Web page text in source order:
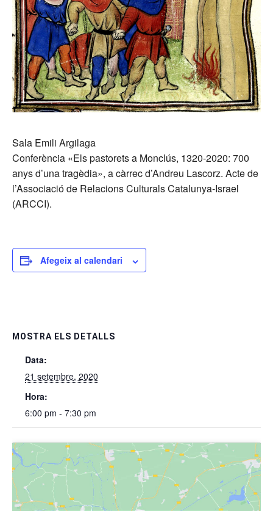
Sala Emili Argilaga
Conferència «Els pastorets a Monclús, 1320-2020: 700
anys d’una tragèdia», a càrrec d’Andreu Lascorz. Acte de
l’Associació de Relacions Culturals Catalunya-Israel
(ARCCI).
Afegeix al calendari
MOSTRA ELS DETALLS
Data:
21 setembre, 2020
Hora:
6:00 pm - 7:30 pm